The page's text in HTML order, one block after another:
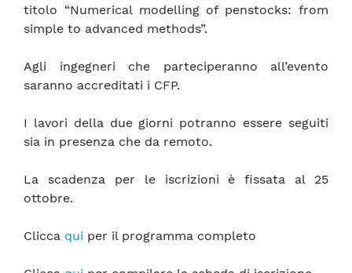
titolo “Numerical modelling of penstocks: from
simple to advanced methods”.
Agli ingegneri che parteciperanno all’evento
saranno accreditati i CFP.
I lavori della due giorni potranno essere seguiti
sia in presenza che da remoto.
La scadenza per le iscrizioni è fissata al 25
ottobre.
Clicca qui per il programma completo